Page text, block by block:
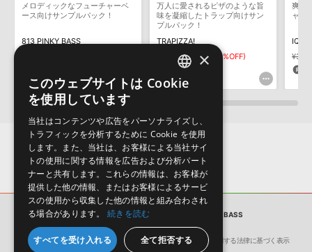
デモソングは、製品収録サウンドを使ってできることを紹介するた
めのデモンストレーション用の楽曲です。原則として、デモソング
そのものをお使いいただくことはできません。また、デモソングを
構成する全てのサウンドが、サンプルパックに含まれていることを
ダウンロード製品という性質上、一切の返品・返金はお受け付け致
しかねます。
メロディックなフューチャーベ
ース向けサンプルパック！
813 PINKY BASS
万人に愛されるピザのような旨
味を凝縮したトラップ向けサン
プルパック！
TRAPIZZA!
¥4,235 ¥2,964(30%OFF)
88pt
爽快
ャー
IQ
サンプルパック 813 HYPERCOLOR BASS
会社概要 環境保護（CSR）への取り組み
特定商取引に関する法律に基づく表示
ENGLISH
×
このウェブサイトは Cookie
を使用しています
当社はコンテンツや広告をパーソナライズし、
トラフィックを分析するために Cookie を使用
します。また、当社は、お客様による当社サイ
トの使用に関する情報を広告および分析パート
ナーと共有します。これらの情報は、お客様が
提供した他の情報、またはお客様によるサービ
スの使用から収集した他の情報と組み合わされ
る場合があります。
続きを読む
すべてを受け入れる 全て拒否する